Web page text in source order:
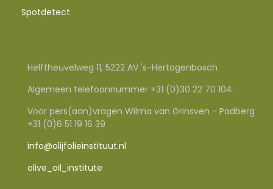
Spotdetect
Helftheuvelweg 11, 5222 AV 's-Hertogenbosch
Algemeen telefoonnummer +31 (0)30 22 70 104
Voor pers(aan)vragen Wilma van Grinsven - Padberg
+31 (0)6 51 19 16 39
info@olijfolieinstituut.nl
olive_oil_institute